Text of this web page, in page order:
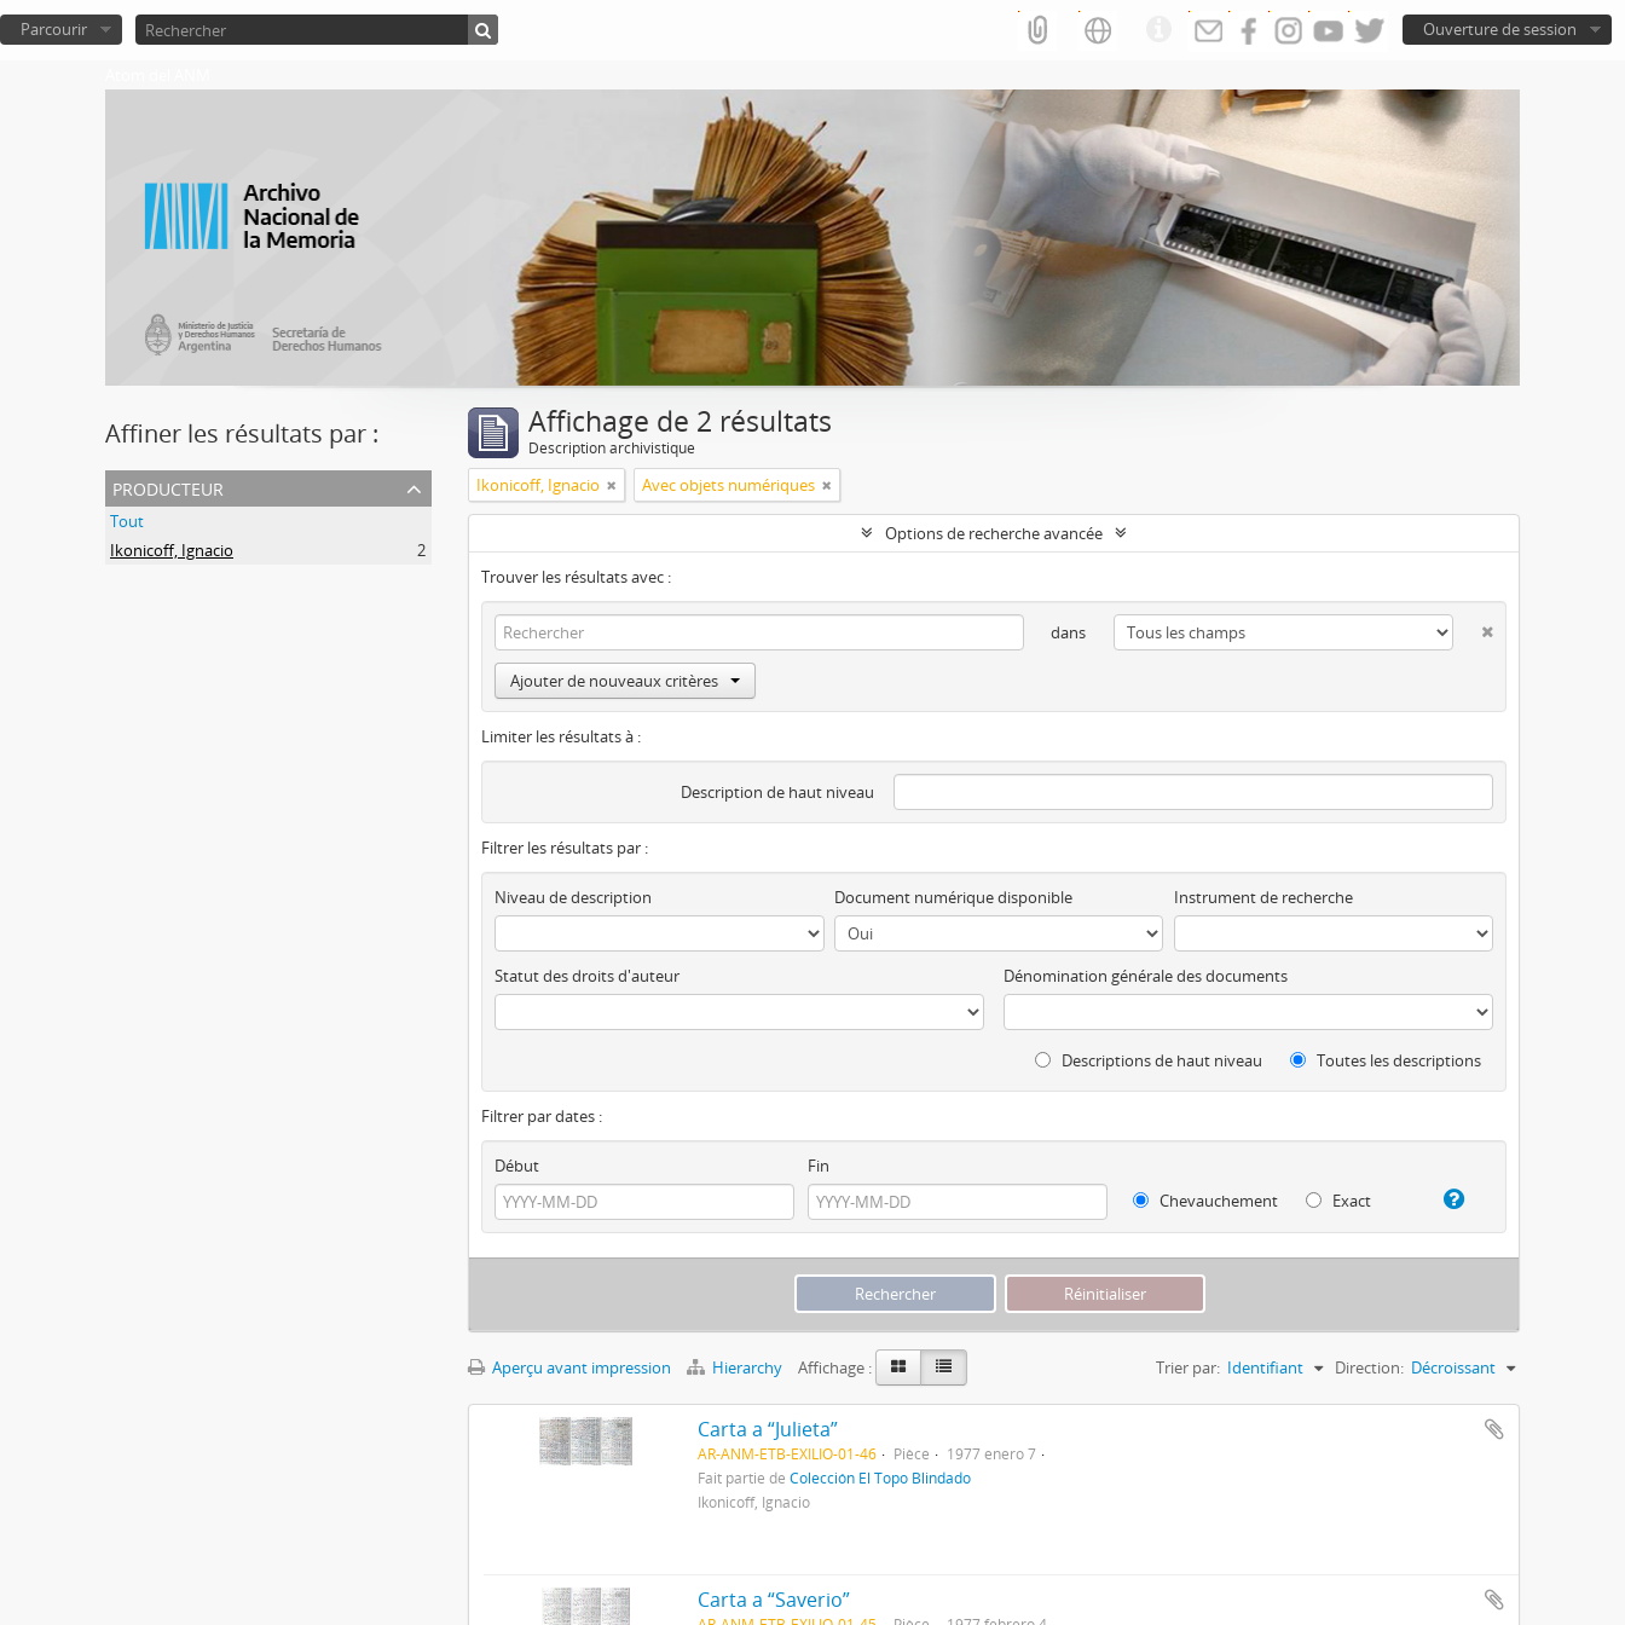
Ouverture de session
Parcourir
Affiner les résultats par :
producteur
Tout
Ikonicoff, Ignacio
2
Affichage de 2 résultats
Description archivistique
Ikonicoff, Ignacio Avec objets numériques
Options de recherche avancée
Trouver les résultats avec :
dans
Ajouter de nouveaux critères
Limiter les résultats à :
Description de haut niveau
Filtrer les résultats par :
Niveau de description Document numérique disponible Instrument de recherche
Statut des droits d'auteur Dénomination générale des documents
Descriptions de haut niveau Toutes les descriptions
Filtrer par dates :
Début
Fin
Chevauchement
Exact
Aperçu avant impression Hierarchy Affichage : Trier par: Identifiant Direction: Décroissant
Carta a “Julieta”
AR-ANM-ETB-EXILIO-01-46 Pièce
1977 enero 7
Fait partie deColección El Topo Blindado
Ikonicoff, Ignacio
Carta a “Saverio”